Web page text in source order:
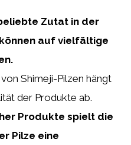
Zutat in der
auf vielfältige
Shimeji-Pilzen hängt
der Produkte ab.
Produkte spielt die
Pilze eine